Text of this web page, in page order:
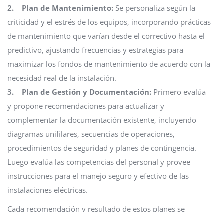
2. Plan de Mantenimiento: Se personaliza según la
criticidad y el estrés de los equipos, incorporando prácticas
de mantenimiento que varían desde el correctivo hasta el
predictivo, ajustando frecuencias y estrategias para
maximizar los fondos de mantenimiento de acuerdo con la
necesidad real de la instalación.
3. Plan de Gestión y Documentación: Primero evalúa
y propone recomendaciones para actualizar y
complementar la documentación existente, incluyendo
diagramas unifilares, secuencias de operaciones,
procedimientos de seguridad y planes de contingencia.
Luego evalúa las competencias del personal y provee
instrucciones para el manejo seguro y efectivo de las
instalaciones eléctricas.
Cada recomendación y resultado de estos planes se